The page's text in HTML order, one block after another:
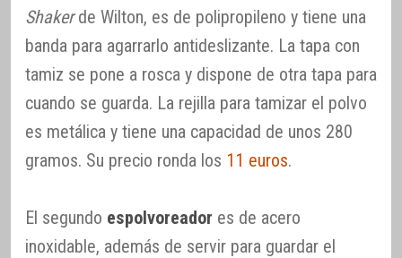
Shakerde Wilton, es de polipropileno y tiene una
banda para agarrarlo antideslizante. La tapa con
tamiz se pone a rosca y dispone de otra tapa para
cuando se guarda. La rejilla para tamizar el polvo
es metálica y tiene una capacidad de unos 280
gramos. Su precio ronda los 11 euros.
El segundo espolvoreador es de acero
inoxidable, además de servir para guardar el